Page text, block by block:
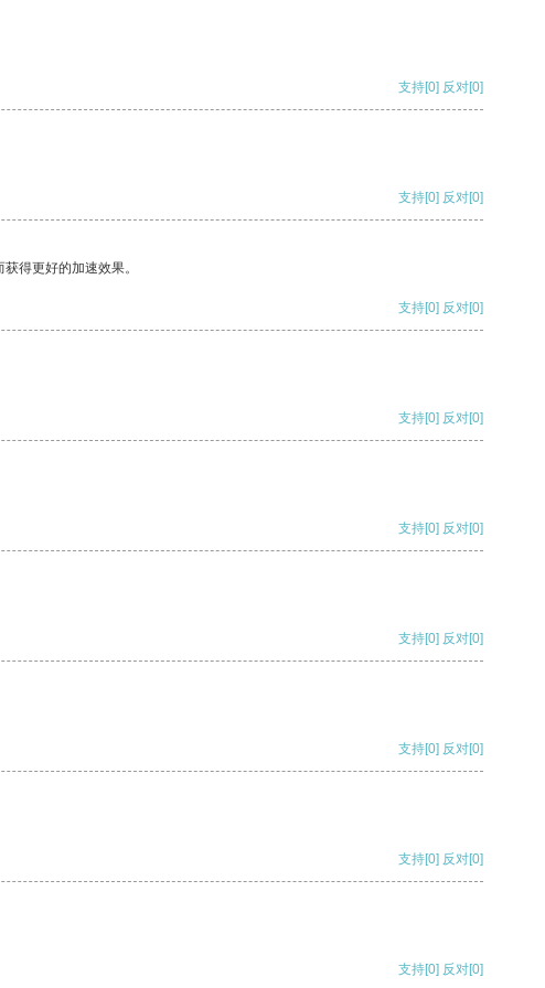
支持[0] 反对[0]
支持[0] 反对[0]
得更好的加速效果。
支持[0] 反对[0]
支持[0] 反对[0]
支持[0] 反对[0]
支持[0] 反对[0]
支持[0] 反对[0]
支持[0] 反对[0]
支持[0] 反对[0]